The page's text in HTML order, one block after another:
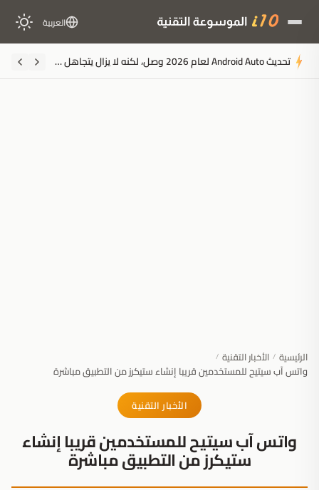
العربية
ملخَّص المقال تحديث Android Auto لعام 2026 وصل، لكنه لا يزال يتجاهل هذه الميزات الخمس الحاسمة للقيادة
الرئيسية / الأخبار التقنية /
واتس آب سيتيح للمستخدمين قريبا إنشاء ستيكرز من التطبيق مباشرة
الأخبار التقنية
واتس آب سيتيح للمستخدمين قريبا إنشاء
ستيكرز من التطبيق مباشرة